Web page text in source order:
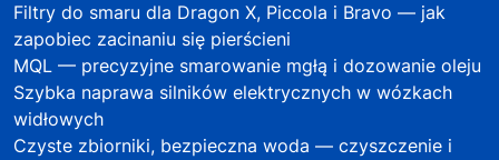
Filtry do smaru dla Dragon X, Piccola i Bravo — jak
zapobiec zacinaniu się pierścieni
MQL — precyzyjne smarowanie mgłą i dozowanie oleju
Szybka naprawa silników elektrycznych w wózkach
widłowych
Czyste zbiorniki, bezpieczna woda — czyszczenie i